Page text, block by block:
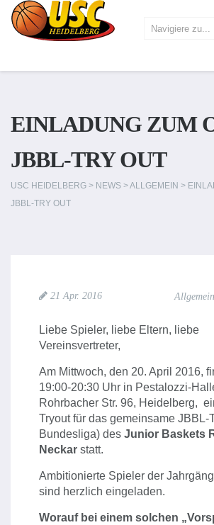
EINLADUNG ZUM
JBBL-TRY OUT
USC HEIDELBERG > NEWS >ALLGEMEIN >
JBBL-TRY OUT
21 Apr. 2016 Allgemein
Liebe Spieler, liebe Eltern, liebe
Vereinsvertreter,
Am Mittwoch, den 20. April 2016,
19:00-20:30 Uhr in Pestalozzi-
Rohrbacher Str. 96, Heidelberg,
Tryout für das gemeinsame JBBL-
Bundesliga) des Junior Baskets
Neckar statt.
Ambitionierte Spieler der
sind herzlich eingeladen.
Worauf bei einem solchen